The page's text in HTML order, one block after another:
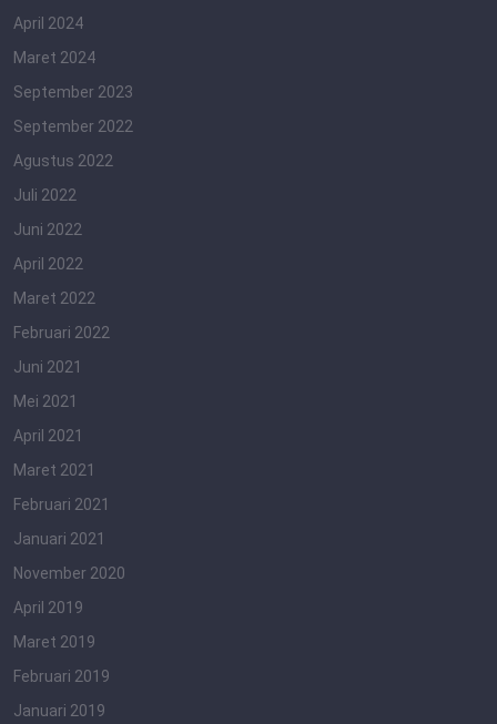
April 2024
Maret 2024
September 2023
September 2022
Agustus 2022
Juli 2022
Juni 2022
April 2022
Maret 2022
Februari 2022
Juni 2021
Mei 2021
April 2021
Maret 2021
Februari 2021
Januari 2021
November 2020
April 2019
Maret 2019
Februari 2019
Januari 2019